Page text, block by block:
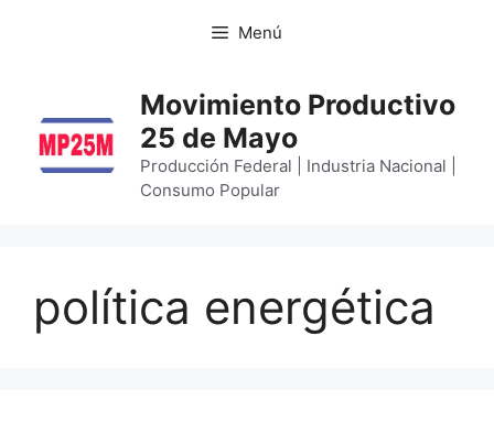
Menú
Movimiento Productivo
25 de Mayo
Producción Federal | Industria Nacional |
Consumo Popular
política energética